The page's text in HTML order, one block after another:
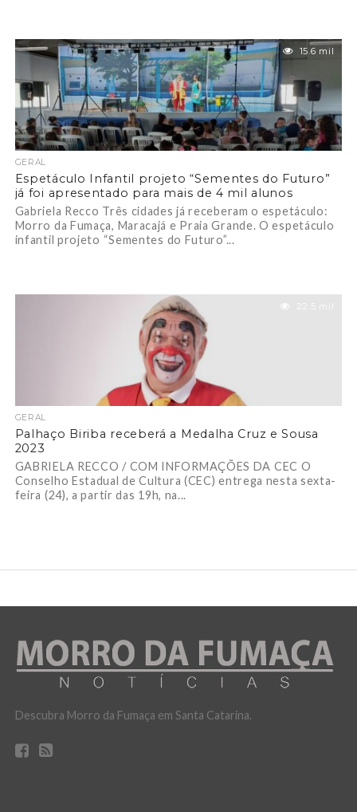
15.6 mil
GERAL
Espetáculo Infantil projeto “Sementes do Futuro”
já foi apresentado para mais de 4 mil alunos
Gabriela Recco Três cidades já receberam o espetáculo:
Morro da Fumaça, Maracajá e Praia Grande. O espetáculo
infantil projeto “Sementes do Futuro”...
22.5 mil
GERAL
Palhaço Biriba receberá a Medalha Cruz e Sousa
2023
GABRIELA RECCO / COM INFORMAÇÕES DA CEC O
Conselho Estadual de Cultura (CEC) entrega nesta sexta-
feira (24), a partir das 19h, na...
Descubra Morro da Fumaça em Santa Catarina.